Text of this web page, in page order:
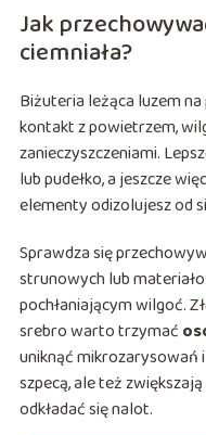
Jak
ciemniała?
Biżuteria leżąca luzem na
kontakt z powietrzem,
zanieczyszczeniami.
lub pudełko, a jeszcze
elementy odizolujesz od
Sprawdza się
strunowych lub
pochłaniającym wilgoć.
srebro warto trzymać
uniknąć mikrozarysowań
szpecą, ale też
odkładać się nalot.